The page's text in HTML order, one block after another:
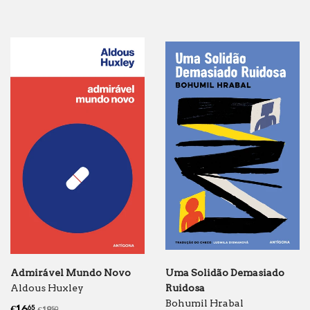
Admirável Mundo Novo
Aldous Huxley
65
Uma Solidão Demasiado
Ruidosa
Bohumil Hrabal